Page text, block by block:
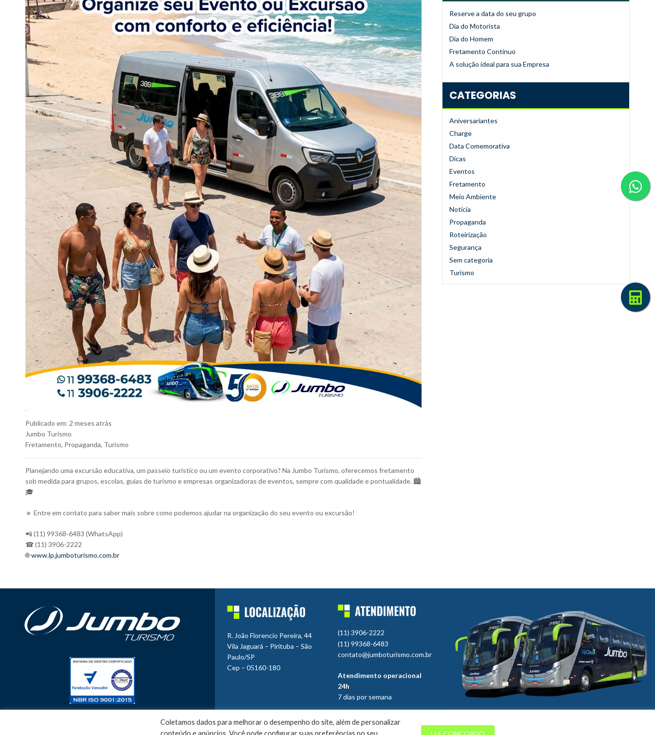
Publicado em: 2 meses atrás
Jumbo Turismo
Fretamento, Propaganda, Turismo
Planejando uma excursão educativa, um passeio turístico ou um evento corporativo? Na Jumbo Turismo, oferecemos fretamento
sob medida para grupos, escolas, guias de turismo e empresas organizadoras de eventos, sempre com qualidade e pontualidade. 🏙️
🎓
🔹 Entre em contato para saber mais sobre como podemos ajudar na organização do seu evento ou excursão!
📲 (11) 99368-6483 (WhatsApp)
☎ (11) 3906-2222
🌐www.lp.jumboturismo.com.br
Reserve a data do seu grupo
Dia do Motorista
Dia do Homem
Fretamento Contínuo
A solução ideal para sua Empresa
CATEGORIAS
Aniversariantes
Charge
Data Comemorativa
Dicas
Eventos
Fretamento
Meio Ambiente
Notícia
Propaganda
Roteirização
Segurança
Sem categoria
Turismo
R. João Florencio Pereira, 44
Vila Jaguará – Pirituba – São
Paulo/SP
Cep – 05160-180
(11) 3906-2222
(11) 99368-6483
contato@jumboturismo.com.br
Atendimento operacional
24h
7 dias por semana
Coletamos dados para melhorar o desempenho do site, além de personalizar
conteúdo e anúncios. Você pode configurar suas preferências no seu
LI E CONCORDO